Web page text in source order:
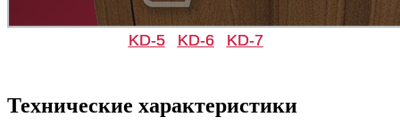
C49 C50
KD-5 KD-6 KD-7
Технические характеристики